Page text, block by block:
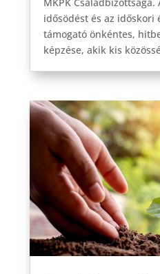
idősödést és az időskori
támogató önkéntes,
képzése, akik kis